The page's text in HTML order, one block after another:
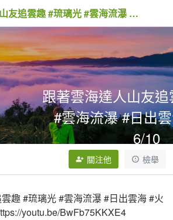
跟著雲海達人山友追雲趣 #琉璃光 #雲海流瀑 #日出雲海 #火燒雲 6/10
跟著雲海達人山友
#雲海流瀑 #日出
6/10
0次拍手 9,663次點閱
關注他 檢舉
趣 #琉璃光 #雲海流瀑 #日出雲海 #火
youtu.be/BwFb75KKXE4